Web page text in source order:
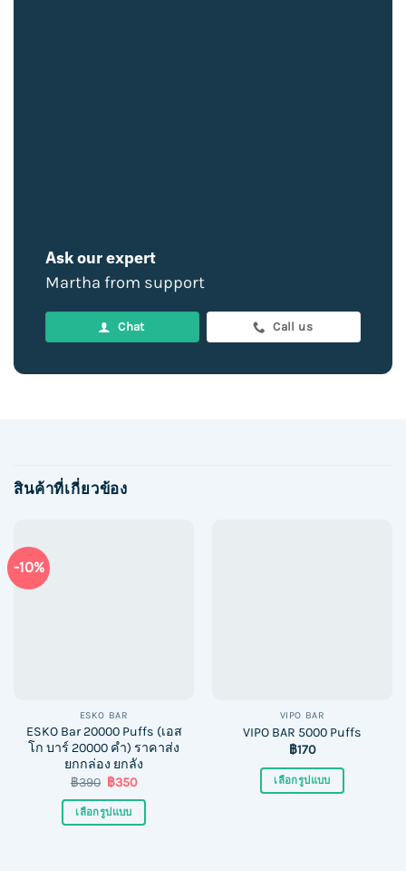
Ask our expert
Martha from support
Chat Call us
สินค้าที่เกี่ยวข้อง
-10%
ESKO BAR
ESKO Bar 20000 Puffs (เอส
โก บาร์ 20000 คำ) ราคาส่ง
ยกกล่อง ยกลัง
฿390 Original
was:
฿390.
฿350Current
is:
฿350.
เลือกรูปแบบ
VIPO BAR
VIPO BAR 5000 Puffs
฿170
เลือกรูปแบบ